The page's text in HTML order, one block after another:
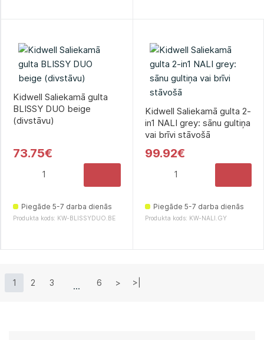
Kidwell Saliekamā gulta
BLISSY DUO beige
(divstāvu)
73.75€
Piegāde 5-7 darba dienās
Produkta kods: KW-BLISSYDUO.BE
Kidwell Saliekamā gulta 2-
in1 NALI grey: sānu gultiņa
vai brīvi stāvošā
99.92€
Piegāde 5-7 darba dienās
Produkta kods: KW-NALI.GY
1 2 3 6 > >|